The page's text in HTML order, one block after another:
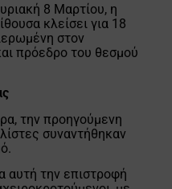
8 Μαρτίου, η
κλείσει για 18
στον
πρόεδρο του θεσμού
την προηγούμενη
συναντήθηκαν
αυτή την επιστροφή